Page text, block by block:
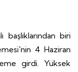
başlıklarından biri
4 Haziran
girdi. Yüksek